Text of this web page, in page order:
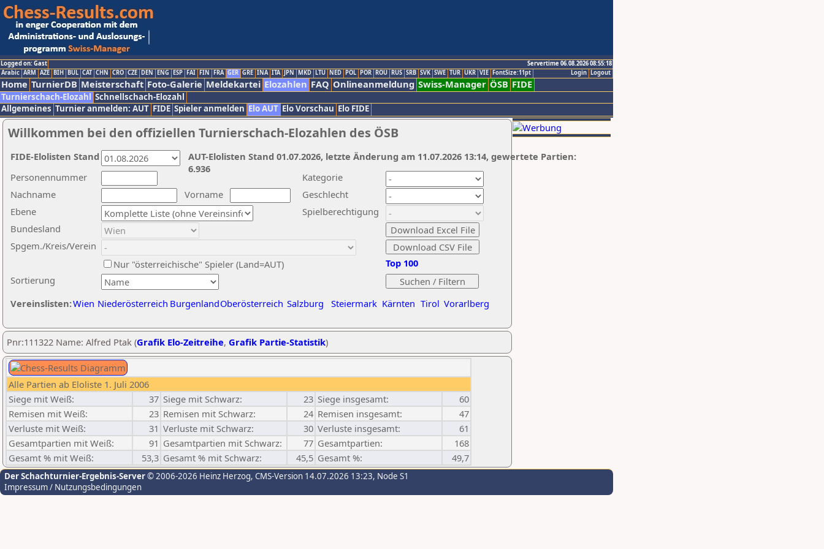
Logged on: Gast
Servertime 06.08.2026 08:55:18
Logout
Login
Arabic ARM AZE BIH BUL CAT CHN CRO CZE DEN ENG ESP FAI FIN FRA GER GRE INA ITA JPN MKD LTU NED POL POR ROU RUS SRB SVK SWE TUR UKR VIE FontSize:11pt
Home TurnierDB Meisterschaft Foto-Galerie Meldekartei Elozahlen FAQ Onlineanmeldung Swiss-Manager ÖSB FIDE
Turnierschach-Elozahl Schnellschach-Elozahl
Allgemeines Turnier anmelden: AUT FIDE Spieler anmelden Elo AUT Elo Vorschau Elo FIDE
Willkommen bei den offiziellen Turnierschach-Elozahlen des ÖSB
Nachname
Vorname
Ebene
Kategorie
Sortierung
Personennummer
Bundesland
Spgem./Kreis/Verein
Geschlecht
Nur "österreichische" Spieler (Land=AUT)
Spielberechtigung
Vereinslisten:Wien Niederösterreich BurgenlandOberösterreich Salzburg Steiermark Kärnten Tirol Vorarlberg
Top 100
AUT-Elolisten Stand 01.07.2026, letzte Änderung am 11.07.2026 13:14, gewertete Partien:
6.936
FIDE-Elolisten Stand
Pnr:111322 Name: Alfred Ptak (Grafik Elo-Zeitreihe, Grafik Partie-Statistik)
Alle Partien ab Eloliste 1. Juli 2006
Siege mit Weiß:
37 Siege mit Schwarz: 23 Siege insgesamt:
60
Remisen mit Weiß:
23 Remisen mit Schwarz: 24 Remisen insgesamt:
47
Verluste mit Weiß:
31 Verluste mit Schwarz: 30 Verluste insgesamt:
61
Gesamtpartien mit Weiß:
91 Gesamtpartien mit Schwarz: 77 Gesamtpartien:
168
Gesamt % mit Weiß:
53,3 Gesamt % mit Schwarz: 45,5 Gesamt %: 49,7
Der Schachturnier-Ergebnis-Server© 2006-2026 Heinz Herzog, CMS-Version 14.07.2026 13:23, Node S1
Impressum / Nutzungsbedingungen